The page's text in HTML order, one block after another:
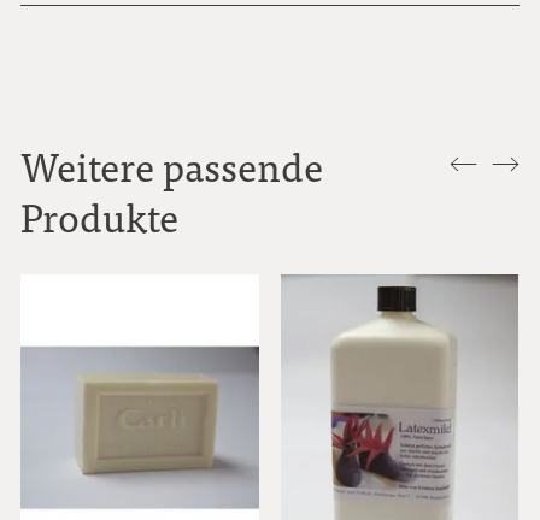
Weitere passende
Produkte